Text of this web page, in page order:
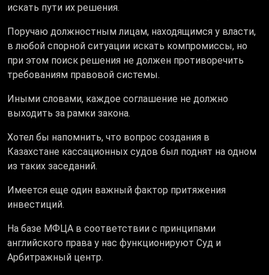
искать пути их решения.
Поручаю должностным лицам, находящимся у власти,
в любой спорной ситуации искать компромиссы, но
при этом поиск решения не должен противоречить
требованиям правовой системы.
Иными словами, каждое соглашение не должно
выходить за рамки закона.
Хотел бы напомнить, что вопрос создания в
Казахстане кассационных судов был поднят на одном
из таких заседаний.
Имеется еще один важный фактор притяжения
инвестиций.
На базе МФЦА в соответствии с принципами
английского права у нас функционируют Суд и
Арбитражный центр.